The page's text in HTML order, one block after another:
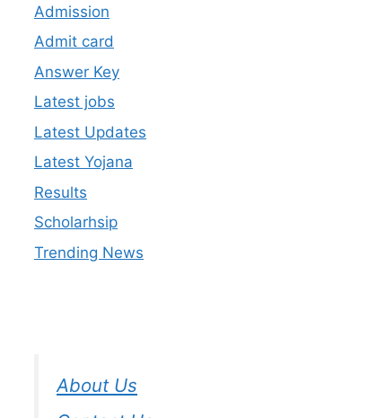
Admission
Admit card
Answer Key
Latest jobs
Latest Updates
Latest Yojana
Results
Scholarhsip
Trending News
About Us